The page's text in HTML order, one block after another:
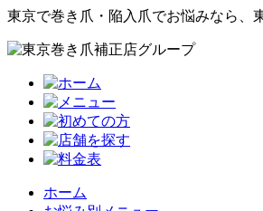
東京で巻き爪・陥入爪でお悩みなら、
ホーム